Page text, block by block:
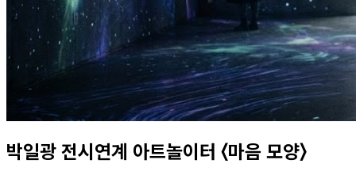
박일광 전시연계 아트놀이터 〈마음 모양〉